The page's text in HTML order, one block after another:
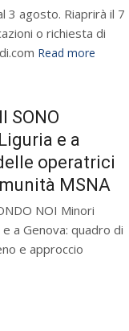
3 agosto. Riaprirà il 7
o richiesta di
Read more
SONO
e a
operatrici
MSNA
NOI Minori
a Genova: quadro di
e approccio